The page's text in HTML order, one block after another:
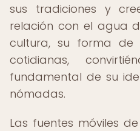
sus tradiciones y
relación con el agua
cultura, su forma de
cotidianas,
fundamental de su
nómadas.
Las fuentes móviles